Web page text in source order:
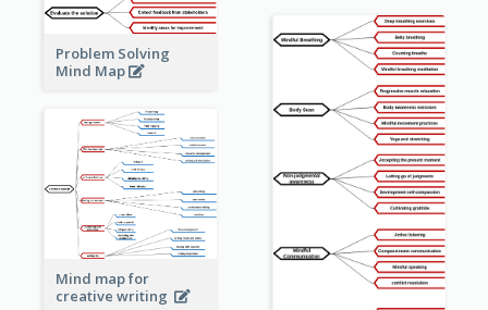
Problem Solving
Mind Map
Mind map for
creative writing